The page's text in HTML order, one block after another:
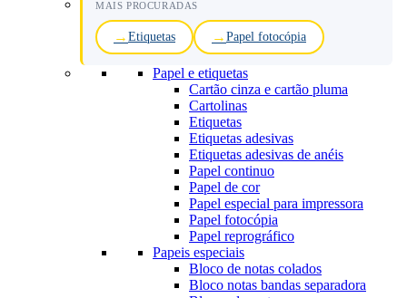
MAIS PROCURADAS
Etiquetas Papel fotocópia
Papel e etiquetas
Cartão cinza e cartão pluma
Cartolinas
Etiquetas
Etiquetas adesivas
Etiquetas adesivas de anéis
Papel continuo
Papel de cor
Papel especial para impressora
Papel fotocópia
Papel reprográfico
Papeis especiais
Bloco de notas colados
Bloco notas bandas separadora